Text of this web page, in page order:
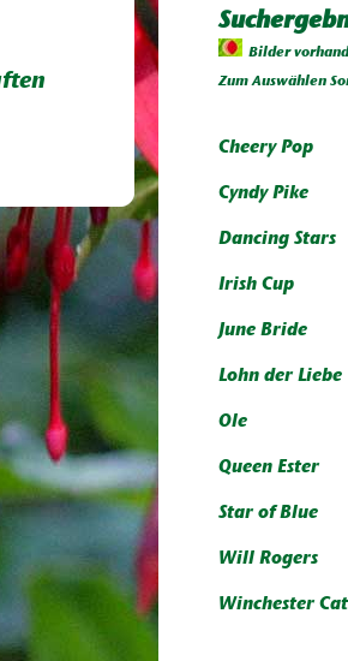
Bilder
Zum Auswählen
Cheery Pop
Cyndy Pike
Dancing Stars
Irish Cup
June Bride
Lohn der Liebe
Ole
Queen Ester
Star of Blue
Will Rogers
Winchester